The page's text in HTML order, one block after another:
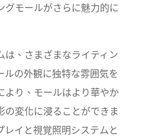
グモールがさらに魅力的に
は、さまざまなライティン
ルの外観に独特な雰囲気を
より、モールはより華やか
の変化に浸ることができま
レイと視覚照明システムと